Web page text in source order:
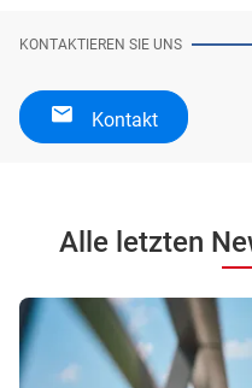
KONTAKTIEREN SIE UNS
Kontakt
Alle letzten